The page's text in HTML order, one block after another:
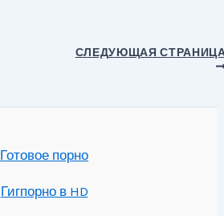
СЛЕДУЮЩАЯ
Готовое порно
Гигпорно в HD